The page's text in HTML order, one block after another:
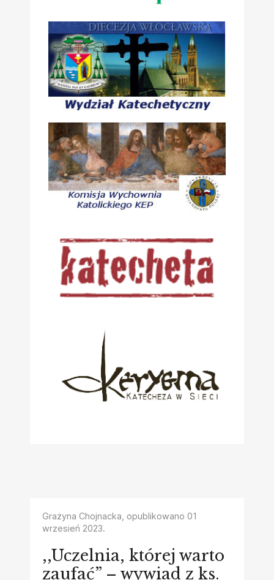
Grażyna Chojnacka, opublikowano 01
wrzesień 2023.
,,Uczelnia, której warto
zaufać” – wywiad z ks.